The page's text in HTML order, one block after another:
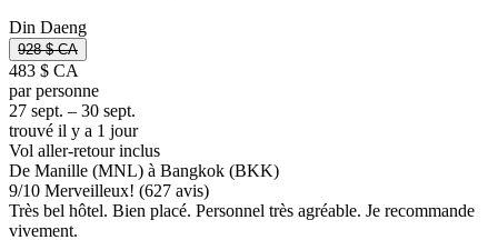
Din Daeng
928 $ CA
483 $ CA
par personne
27 sept. – 30 sept.
trouvé il y a 1 jour
Vol aller-retour inclus
De Manille (MNL) à Bangkok (BKK)
9/10 Merveilleux! (627 avis)
Très bel hôtel. Bien placé. Personnel très agréable. Je recommande
vivement.